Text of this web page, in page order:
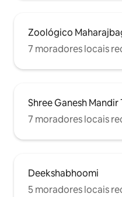
Zoológico
7 moradores locais
Shree Ganesh Mandir
7 moradores locais
Deekshabhoomi
5 moradores locais